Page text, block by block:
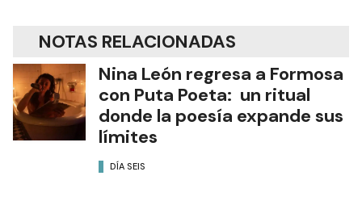
NOTAS RELACIONADAS
Nina León regresa a Formosa
con Puta Poeta: un ritual
donde la poesía expande sus
límites
DÍA SEIS